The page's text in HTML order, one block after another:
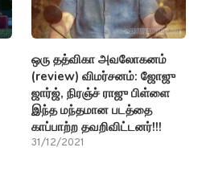
ஒரு தத்விகா அவலோகனம்
(review) விமர்சனம்: ஜோஜு
ஜார்ஜ், நிரஞ்ச் ராஜு பிள்ளை
இந்த மந்தமான படத்தை
காப்பாற்ற தவறிவிட்டனர்!!!
31/12/2021